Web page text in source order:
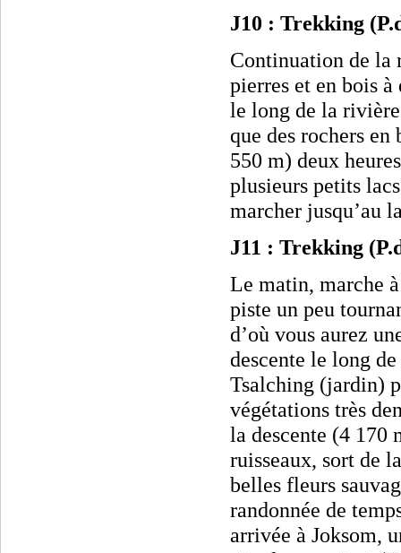
J10 : Trekking
Continuation de la
pierres et en bois
le long de la
que des rochers
550 m) deux
plusieurs petits
marcher jusqu’au
J11 : Trekking
Le matin, marche
piste un peu
d’où vous aurez
descente le long
Tsalching (jardin)
végétations très
la descente (4 170
ruisseaux, sort de
belles fleurs
randonnée de
arrivée à Joksom,